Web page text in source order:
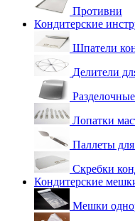
Противни
Кондитерские
Шпатели
Делители
Лопатки
Паллеты
Скребки
Кондитерские
Мешки